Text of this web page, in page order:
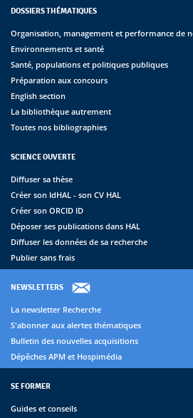
DOSSIERS THÉMATIQUES
Organisation, management et performance de
Environnements et santé
Santé, populations et politiques publiques
Préparation aux concours
English section
La bibliothèque autrement
Toutes nos bibliographies
SCIENCE OUVERTE
Diffuser sa thèse
Créer son IdHAL - son CV HAL
Créer son ORCID ID
Déposer ses publications dans HAL
Diffuser les données de sa recherche
Publier sans frais
NEWSLETTERS
La newsletter Recherche
S'abonner aux alertes thématiques
Bulletin des nouvelles acquisitions
Dépêches APM et Hospimédia
SE FORMER
Guides et conseils